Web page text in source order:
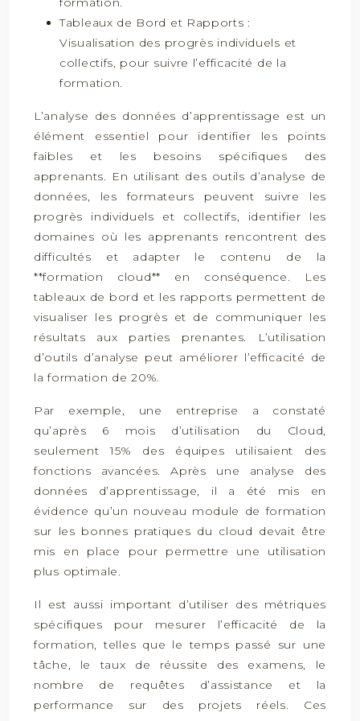
Tableaux de Bord et Rapports :
Visualisation des progrès individuels et
collectifs, pour suivre l’efficacité de la
formation.
L’analyse des données d’apprentissage est un
élément essentiel pour identifier les points
faibles et les besoins spécifiques des
apprenants. En utilisant des outils d’analyse de
données, les formateurs peuvent suivre les
progrès individuels et collectifs, identifier les
domaines où les apprenants rencontrent des
difficultés et adapter le contenu de la
**formation cloud** en conséquence. Les
tableaux de bord et les rapports permettent de
visualiser les progrès et de communiquer les
résultats aux parties prenantes. L’utilisation
d’outils d’analyse peut améliorer l’efficacité de
la formation de 20%.
Par exemple, une entreprise a constaté
qu’après 6 mois d’utilisation du Cloud,
seulement 15% des équipes utilisaient des
fonctions avancées. Après une analyse des
données d’apprentissage, il a été mis en
évidence qu’un nouveau module de formation
sur les bonnes pratiques du cloud devait être
mis en place pour permettre une utilisation
plus optimale.
Il est aussi important d’utiliser des métriques
spécifiques pour mesurer l’efficacité de la
formation, telles que le temps passé sur une
tâche, le taux de réussite des examens, le
nombre de requêtes d’assistance et la
performance sur des projets réels. Ces